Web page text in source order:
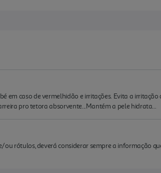
em caso de vermelhidão e irritações. Evita a irritação
pro tetora absorvente...Mantém a pele hidrata...
rótulos, deverá considerar sempre a informação